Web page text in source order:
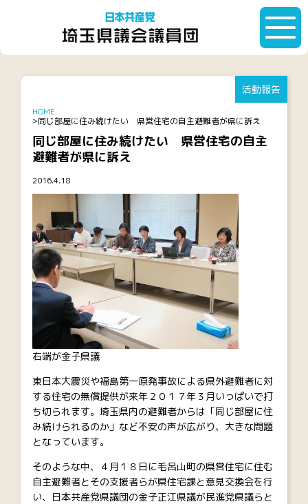
HOME
同じ部屋に住み続けたい 県営住宅の自主避難者が県に訴え
同じ部屋に住み続けたい 県営住宅の自主
避難者が県に訴え
2016.4.18
活動報告
右端が金子県議
東日本大震災や福島第一原発事故による県外避難者に対
する住宅の無償提供が来年２０１７年３月いっぱいで打
ち切られます。埼玉県内の避難者からは「同じ部屋に住
み続けられるのか」など不安の声が広がり、大きな問題
となっています。
そのような中、４月１８日に毛呂山町の県営住宅に住む
自主避難者とその支援者らが県住宅課と意見交換会を行
い、日本共産党県議団の金子正江県議が民進党県議らと